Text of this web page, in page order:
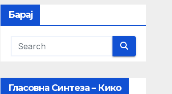
Барај
Гласовна Синтеза – Кико